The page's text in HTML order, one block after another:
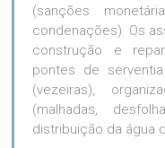
(sanções
condenações). Os
construção e
pontes de
(vezeiras),
(malhadas,
distribuição da água